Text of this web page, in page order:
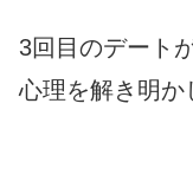
3回目のデート
心理を解き明か